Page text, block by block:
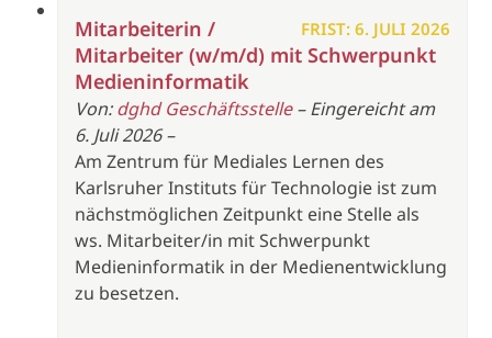
FRIST: 6. JULI 2026
Mitarbeiterin /
Mitarbeiter (w/m/d) mit Schwerpunkt
Medieninformatik
Von:dghd Geschäftsstelle– Eingereicht am
6. Juli 2026 –
Am Zentrum für Mediales Lernen des
Karlsruher Instituts für Technologie ist zum
nächstmöglichen Zeitpunkt eine Stelle als
ws. Mitarbeiter/in mit Schwerpunkt
Medieninformatik in der Medienentwicklung
zu besetzen.